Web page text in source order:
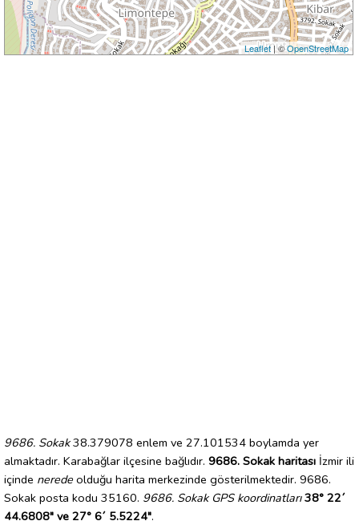
Leaflet| ©OpenStreetMap
9686. Sokak38.379078 enlem ve 27.101534 boylamda yer
almaktadır. Karabağlar ilçesine bağlıdır. 9686. Sokak haritası İzmir ili
içinde nerede olduğu harita merkezinde gösterilmektedir. 9686.
Sokak posta kodu 35160. 9686. Sokak GPS koordinatları 38° 22´
44.6808" ve 27° 6´ 5.5224".